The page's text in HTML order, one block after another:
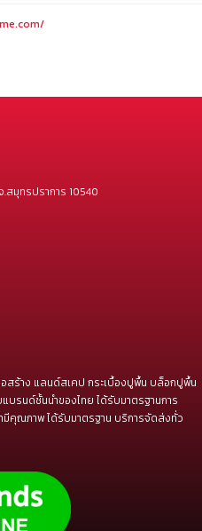
มุทรปราการ 10540
สร้าง แลนด์สเคป กระเบื้องปูพื้น บล็อกปูพื้น
รนด์ชั้นนำของไทย ได้รับมาตรฐานการ
ามีคุณภาพ ได้รับมาตรฐาน บริการจัดส่งทั่ว